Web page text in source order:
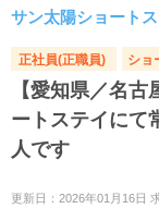
サン太陽ショート
正社員(正職員) ショ
【愛知県／名古
ートステイにて
人です
更新日：2026年01月16日